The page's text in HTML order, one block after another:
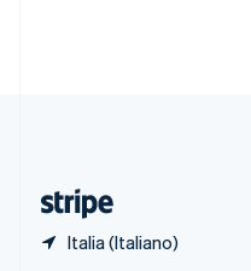
Italia (Italiano)